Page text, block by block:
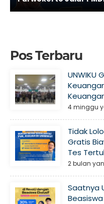
Pos Terbaru
UNWIKU
4 minggu
Tidak
Gratis
Tes
2 bulan
Saatnya
Beasiswa